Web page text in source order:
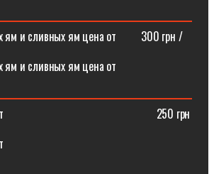
ям и сливных ям цена от⠀⠀⠀300 грн /
ям и сливных ям цена от
от ⠀⠀⠀⠀⠀⠀⠀⠀⠀⠀⠀⠀⠀⠀⠀⠀⠀⠀250 грн